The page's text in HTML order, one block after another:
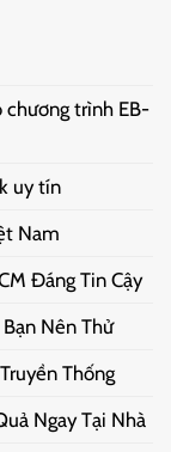
trình EB-
uy tín
Nam
Đáng Tin Cậy
Nên Thử
Thống
Ngay Tại Nhà